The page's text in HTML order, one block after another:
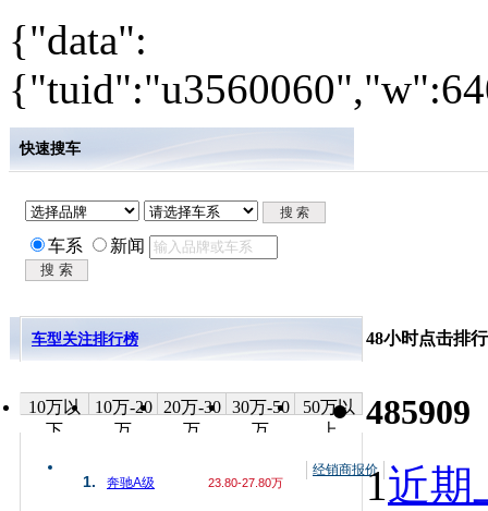
{"data":
快速搜车
车系 新闻
车型关注排行榜
10万以
下
10万-20
万
20万-30
万
30万-50
万
50万以
上
1. 奔驰A级 23.80-27.80万
经销商报价
48小时点击排行
485909
1近期